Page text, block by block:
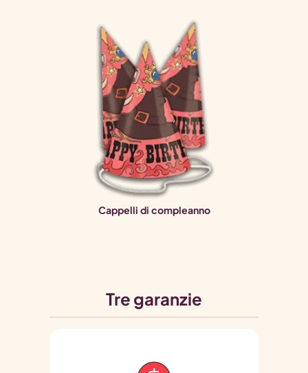
Cappelli di compleanno
Tre garanzie